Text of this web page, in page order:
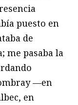
puesto en
de
me pasaba la
—en
en